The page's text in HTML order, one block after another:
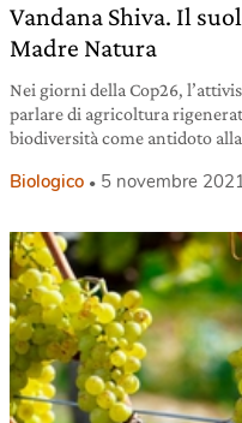
Vandana Shiva. Il
Madre Natura
Nei giorni della Cop26,
parlare di agricoltura
biodiversità come antidoto
Biologico 5 novembre